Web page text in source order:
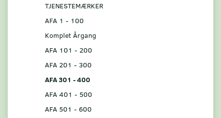
TJENESTEMÆRKER
AFA 1 - 100
Komplet Årgang
AFA 101 - 200
AFA 201 - 300
AFA 301 - 400
AFA 401 - 500
AFA 501 - 600